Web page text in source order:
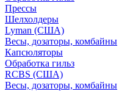
Преcсы
Шелхолдеры
Lyman (США)
Весы, дозаторы, комбайны
Капсюляторы
Обработка гильз
RCBS (США)
Весы, дозаторы, комбайны